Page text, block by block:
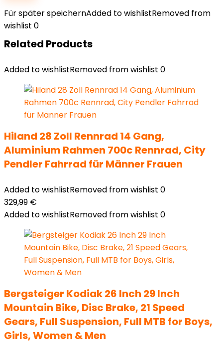
Für später speichernAdded to wishlistRemoved from
wishlist 0
Related Products
Added to wishlistRemoved from wishlist 0
Hiland 28 Zoll Rennrad 14 Gang,
Aluminium Rahmen 700c Rennrad, City
Pendler Fahrrad für Männer Frauen
Added to wishlistRemoved from wishlist 0
329,99 €
Added to wishlistRemoved from wishlist 0
Bergsteiger Kodiak 26 Inch 29 Inch
Mountain Bike, Disc Brake, 21 Speed
Gears, Full Suspension, Full MTB for Boys,
Girls, Women & Men